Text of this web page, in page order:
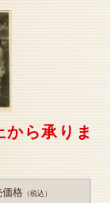
ら承りま
価格（税込）